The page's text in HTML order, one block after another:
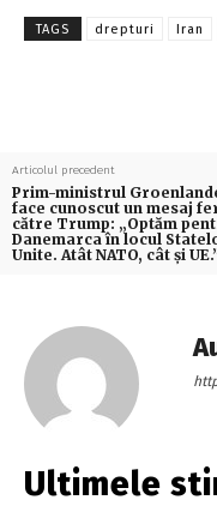
TAGS drepturi Iran
Articolul precedent
Prim-ministrul
face cunoscut un mesaj
către Trump: „Optăm
Danemarca în locul
Unite. Atât NATO, cât și
Ultimele